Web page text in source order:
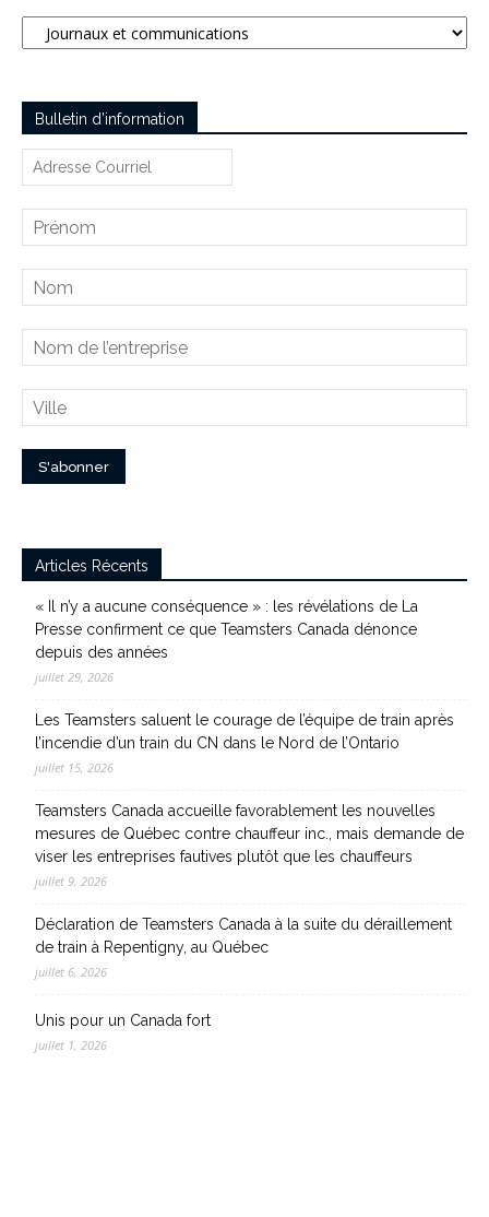
Catégories
Bulletin d’information
Articles Récents
« Il n’y a aucune conséquence » : les révélations de La
Presse confirment ce que Teamsters Canada dénonce
depuis des années
juillet 29, 2026
Les Teamsters saluent le courage de l’équipe de train après
l’incendie d’un train du CN dans le Nord de l’Ontario
juillet 15, 2026
Teamsters Canada accueille favorablement les nouvelles
mesures de Québec contre chauffeur inc., mais demande de
viser les entreprises fautives plutôt que les chauffeurs
juillet 9, 2026
Déclaration de Teamsters Canada à la suite du déraillement
de train à Repentigny, au Québec
juillet 6, 2026
Unis pour un Canada fort
juillet 1, 2026